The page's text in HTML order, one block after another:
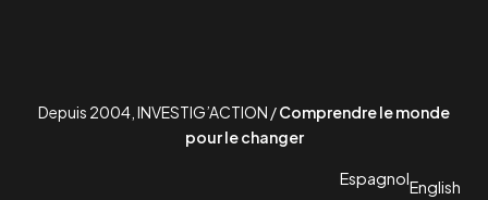
Depuis 2004, INVESTIG’ACTION /Comprendre le monde
pour le changer
EspagnolEnglish